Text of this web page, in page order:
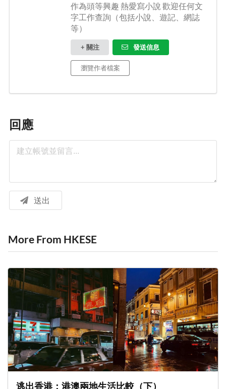
作為頭等興趣 熱愛寫小說 歡迎任何文
字工作查詢（包括小說、遊記、網誌
等）
+ 關注 發送信息
瀏覽作者檔案
回應
送出
More From HKESE
逃出香港：港澳兩地生活比較（下）